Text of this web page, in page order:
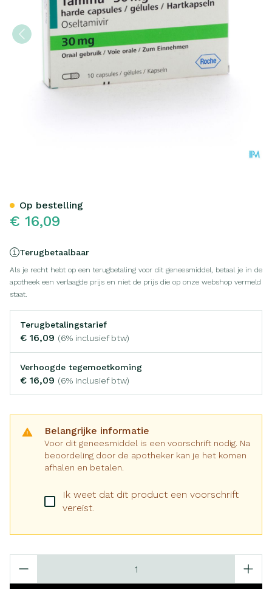
€ 16,09
Terugbetaalbaar
Als je recht hebt op een terugbetaling voor dit geneesmiddel, betaal je in de
apotheek een verlaagde prijs en niet de prijs die op onze webshop vermeld
staat.
Terugbetalingstarief
€ 16,09 (6% inclusief btw)
Verhoogde tegemoetkoming
€ 16,09 (6% inclusief btw)
Belangrijke informatie
Voor dit geneesmiddel is een voorschrift nodig. Na
beoordeling door de apotheker kan je het komen
afhalen en betalen.
Ik weet dat dit product een voorschrift
vereist.
Op bestelling